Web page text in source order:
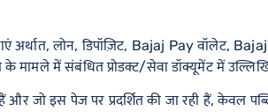
अर्थात, लोन, डिपॉज़िट, Bajaj Pay वॉलेट,
में संबंधित प्रोडक्ट/सेवा डॉक्यूमेंट में
इस पेज पर प्रदर्शित की जा रही हैं, केवल